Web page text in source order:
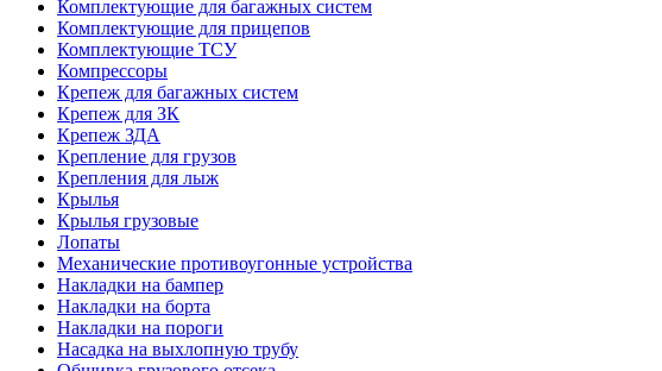
Комплектующие для багажных систем
Комплектующие для прицепов
Комплектующие ТСУ
Компрессоры
Крепеж для багажных систем
Крепеж для ЗК
Крепеж ЗДА
Крепление для грузов
Крепления для лыж
Крылья
Крылья грузовые
Лопаты
Механические противоугонные устройства
Накладки на бампер
Накладки на борта
Накладки на пороги
Насадка на выхлопную трубу